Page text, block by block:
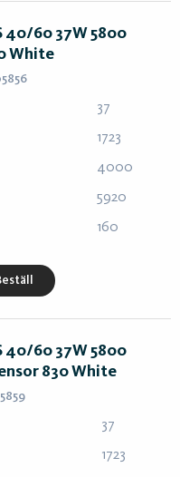
40/60 37W 5800
White
37
1723
4000
5920
160
40/60 37W 5800
830 White
37
1723